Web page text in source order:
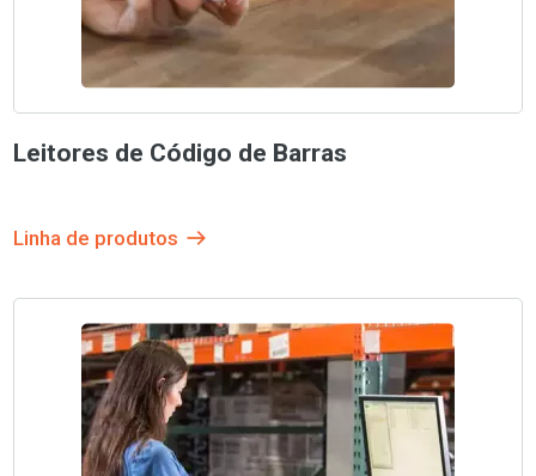
Leitores de Código de Barras
Linha de produtos